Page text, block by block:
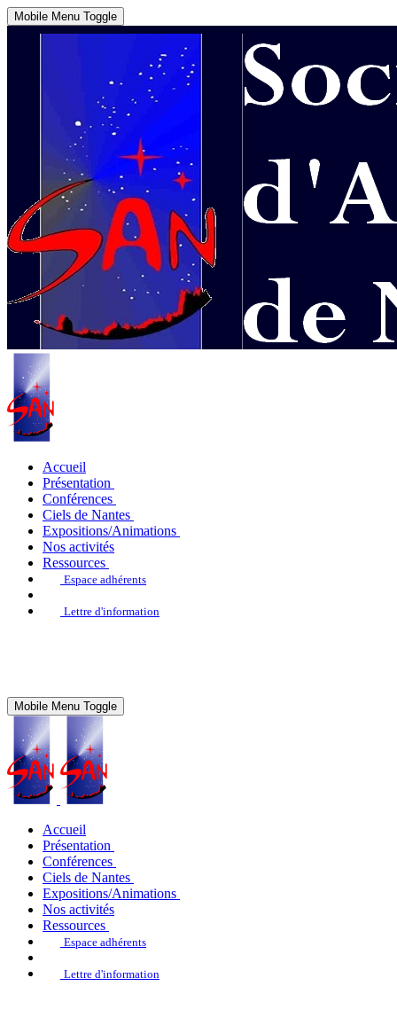
Mobile Menu Toggle
Accueil
Présentation
Conférences
Ciels de Nantes
Expositions/Animations
Nos activités
Ressources
Espace adhérents
Lettre d'information
Mobile Menu Toggle
Accueil
Présentation
Conférences
Ciels de Nantes
Expositions/Animations
Nos activités
Ressources
Espace adhérents
Lettre d'information